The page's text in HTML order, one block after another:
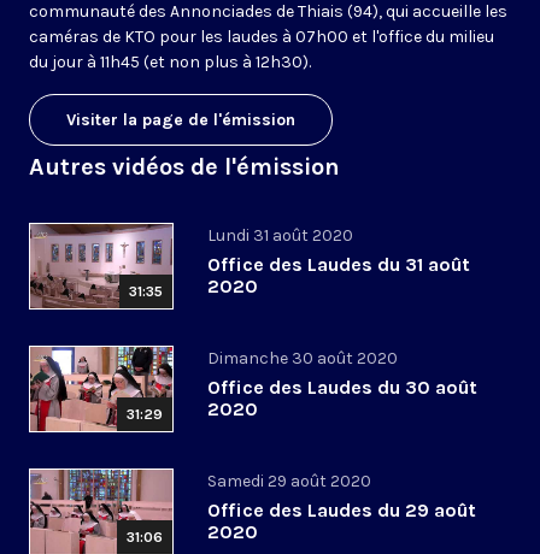
communauté des Annonciades de Thiais (94), qui accueille les
caméras de KTO pour les laudes à 07h00 et l'office du milieu
du jour à 11h45 (et non plus à 12h30).
Visiter la page de l'émission
Autres vidéos de l'émission
31:35
Lundi 31 août 2020
Office des Laudes du 31 août
2020
31:29
Dimanche 30 août 2020
Office des Laudes du 30 août
2020
31:06
Samedi 29 août 2020
Office des Laudes du 29 août
2020